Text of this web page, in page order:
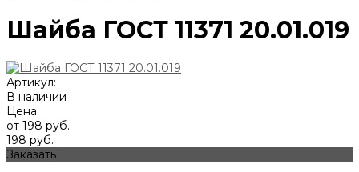
Шайба ГОСТ 11371 20.01.019
Артикул:
В наличии
Цена
от 198 руб.
198 руб.
Заказать